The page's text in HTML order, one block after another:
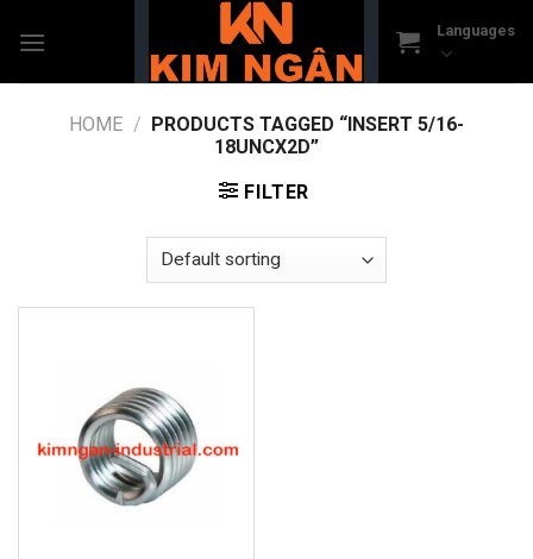
Languages
HOME / PRODUCTS TAGGED “INSERT 5/16-
18UNCX2D”
FILTER